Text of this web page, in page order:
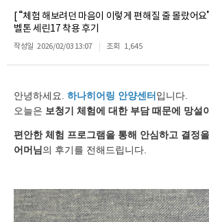
[ “체험 해보려던 마음이 이렇게 편해질 줄 몰랐어
벨톤 세린17 착용 후기
작성일 2026/02/03 13:07 조회 1,645
안녕하세요. 하나히어링 안양센터 입니다.
오늘은 보청기 체험에 대한 부담 때문에 망설
편안한 체험 프로그램을 통해 안심하고 결정
어머님의 후기를 전해드립니다.